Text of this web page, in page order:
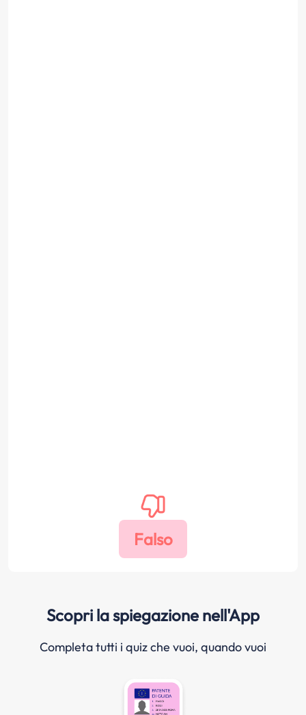
Scopri la spiegazione nell'App
Completa tutti i quiz che vuoi, quando vuoi